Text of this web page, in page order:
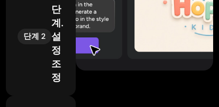
단계 2
단
계.
설
정
조
정